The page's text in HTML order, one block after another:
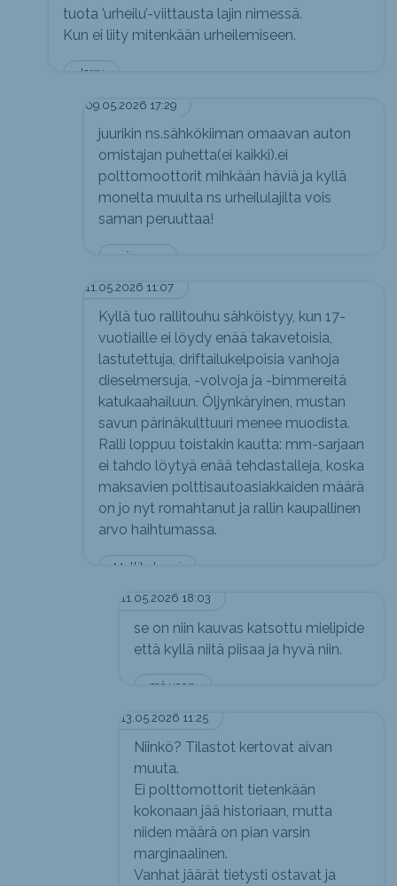
Jerry
tuota ’urheilu’-viittausta lajin nimessä.
Kun ei liity mitenkään urheilemiseen.
09.05.2026 17:29
mä vaan.
juurikin ns.sähkökiiman omaavan auton
omistajan puhetta(ei kaikki).ei
polttomoottorit mihkään häviä ja kyllä
monelta muulta ns urheilulajilta vois
saman peruuttaa!
11.05.2026 11:07
Mullikuhnuri
Kyllä tuo rallitouhu sähköistyy, kun 17-
vuotiaille ei löydy enää takavetoisia,
lastutettuja, driftailukelpoisia vanhoja
dieselmersuja, -volvoja ja -bimmereitä
katukaahailuun. Öljynkäryinen, mustan
savun pärinäkulttuuri menee muodista.
Ralli loppuu toistakin kautta: mm-sarjaan
ei tahdo löytyä enää tehdastalleja, koska
maksavien polttisautoasiakkaiden määrä
on jo nyt romahtanut ja rallin kaupallinen
arvo haihtumassa.
11.05.2026 18:03
mä vaan.
se on niin kauvas katsottu mielipide
että kyllä niitä piisaa ja hyvä niin.
13.05.2026 11:25
Niinkö? Tilastot kertovat aivan
muuta.
Ei polttomottorit tietenkään
kokonaan jää historiaan, mutta
niiden määrä on pian varsin
marginaalinen.
Vanhat jäärät tietysti ostavat ja